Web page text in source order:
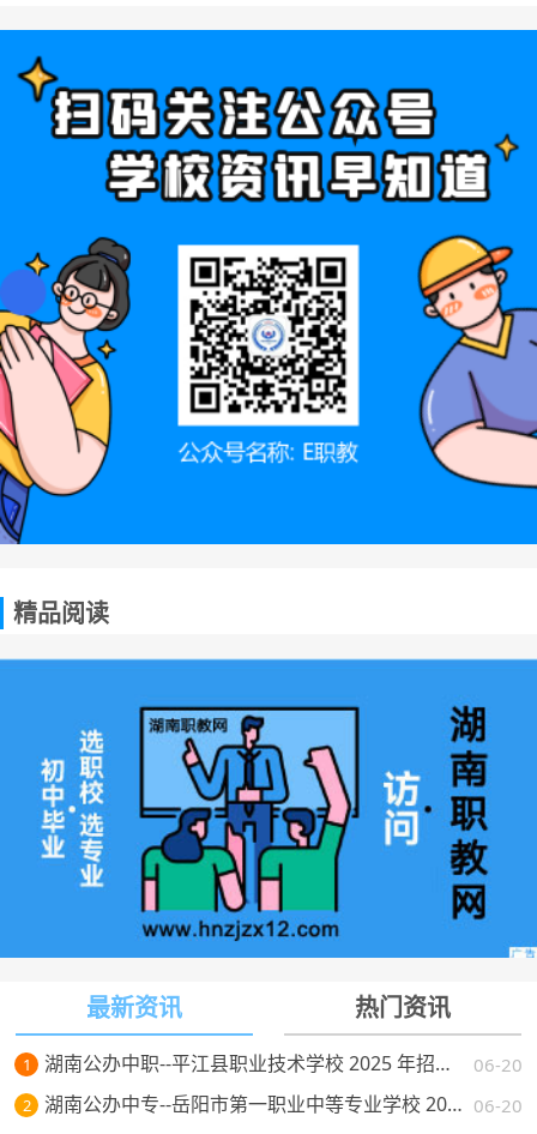
精品阅读
最新资讯 热门资讯
1 06-20
湖南公办中职--平江县职业技术学校 2025 年招生简章
2 06-20
湖南公办中专--岳阳市第一职业中等专业学校 2025 年招生简章